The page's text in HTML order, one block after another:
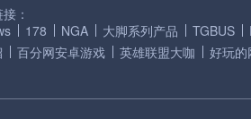
：
178 NGA 大脚系列产品 TGBUS
百分网安卓游戏 英雄联盟大咖 好玩的